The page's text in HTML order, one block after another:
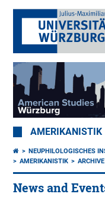
AMERIKANISTIK
NEUPHILOLOGISCHES
AMERIKANISTIK
ARCHIVE
News and